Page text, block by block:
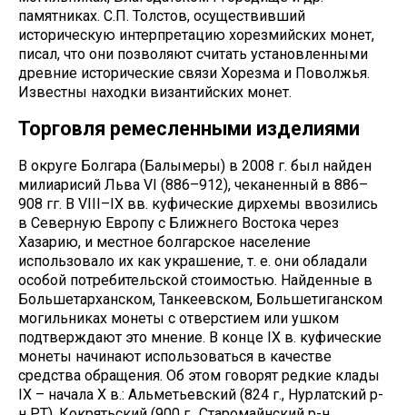
памятниках. С.П. Толстов, осуществивший
историческую интерпретацию хорезмийских монет,
писал, что они позволяют считать установленными
древние исторические связи Хорезма и Поволжья.
Известны находки византийских монет.
Торговля ремесленными изделиями
В округе Болгара (Балымеры) в 2008 г. был найден
милиарисий Льва VI (886–912), чеканенный в 886–
908 гг. В VIII–IX вв. куфические дирхемы ввозились
в Северную Европу с Ближнего Востока через
Хазарию, и местное болгарское население
использовало их как украшение, т. е. они обладали
особой потребительской стоимостью. Найденные в
Большетарханском, Танкеевском, Большетиганском
могильниках монеты с отверстием или ушком
подтверждают это мнение. В конце IX в. куфические
монеты начинают использоваться в качестве
средства обращения. Об этом говорят редкие клады
IX – начала Х в.: Альметьевский (824 г., Нурлатский р-